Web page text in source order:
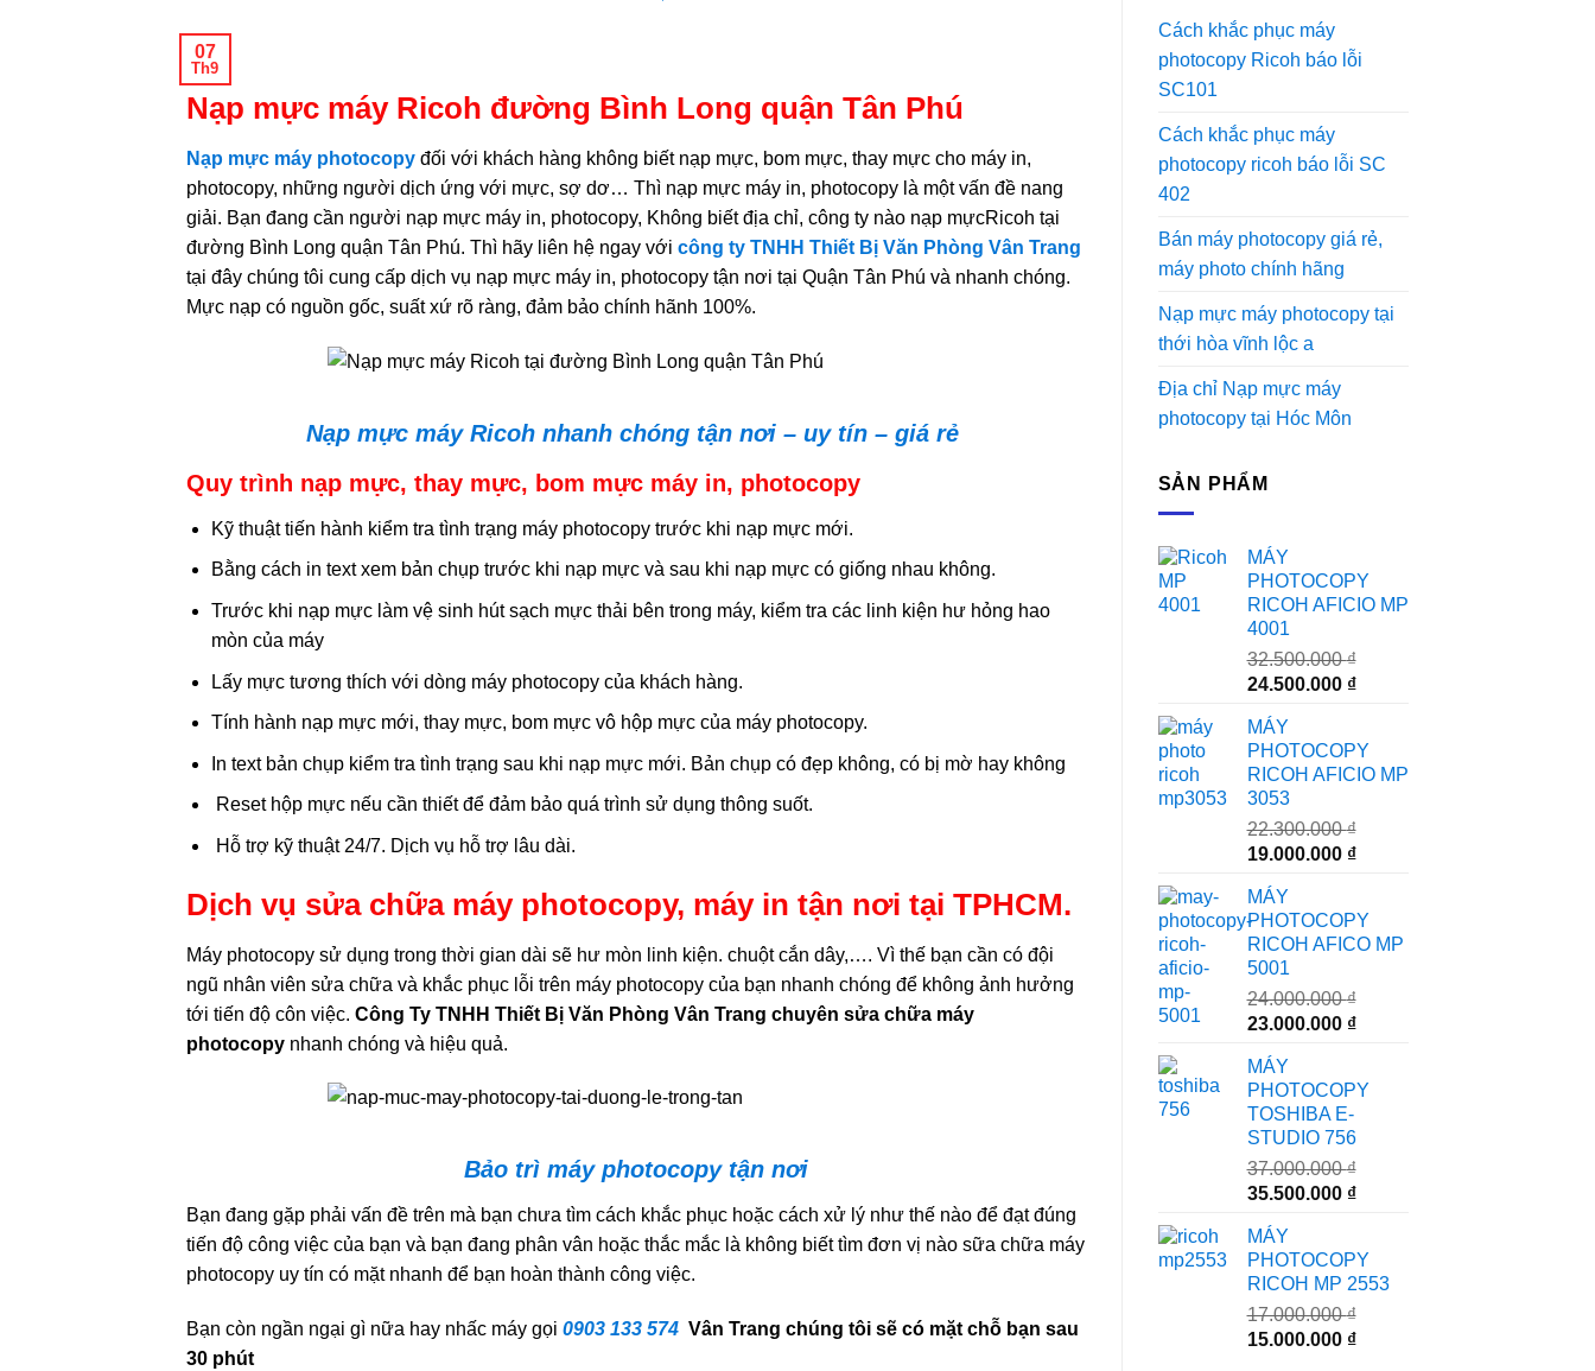
07
Th9
Nạp mực máy Ricoh đường Bình Long quận Tân Phú
Nạp mực máy photocopy đối với khách hàng không biết nạp mực, bom mực, thay mực cho máy in,
photocopy, những người dịch ứng với mực, sợ dơ… Thì nạp mực máy in, photocopy là một vấn đề nang
giải. Bạn đang cần người nạp mực máy in, photocopy, Không biết địa chỉ, công ty nào nạp mựcRicoh tại
đường Bình Long quận Tân Phú. Thì hãy liên hệ ngay với công ty TNHH Thiết Bị Văn Phòng Vân Trang
tại đây chúng tôi cung cấp dịch vụ nạp mực máy in, photocopy tận nơi tại Quận Tân Phú và nhanh chóng.
Mực nạp có nguồn gốc, suất xứ rõ ràng, đảm bảo chính hãnh 100%.
Nạp mực máy Ricoh nhanh chóng tận nơi – uy tín – giá rẻ
Quy trình nạp mực, thay mực, bom mực máy in, photocopy
Kỹ thuật tiến hành kiểm tra tình trạng máy photocopy trước khi nạp mực mới.
Bằng cách in text xem bản chụp trước khi nạp mực và sau khi nạp mực có giống nhau không.
Trước khi nạp mực làm vệ sinh hút sạch mực thải bên trong máy, kiểm tra các linh kiện hư hỏng hao
mòn của máy
Lấy mực tương thích với dòng máy photocopy của khách hàng.
Tính hành nạp mực mới, thay mực, bom mực vô hộp mực của máy photocopy.
In text bản chụp kiểm tra tình trạng sau khi nạp mực mới. Bản chụp có đẹp không, có bị mờ hay không
Reset hộp mực nếu cần thiết để đảm bảo quá trình sử dụng thông suốt.
Hỗ trợ kỹ thuật 24/7. Dịch vụ hỗ trợ lâu dài.
Dịch vụ sửa chữa máy photocopy, máy in tận nơi tại TPHCM.
Máy photocopy sử dụng trong thời gian dài sẽ hư mòn linh kiện. chuột cắn dây,…. Vì thế bạn cần có đội
ngũ nhân viên sửa chữa và khắc phục lỗi trên máy photocopy của bạn nhanh chóng để không ảnh hưởng
tới tiến độ côn việc. Công Ty TNHH Thiết Bị Văn Phòng Vân Trang chuyên sửa chữa máy
photocopy nhanh chóng và hiệu quả.
Bảo trì máy photocopy tận nơi
Bạn đang gặp phải vấn đề trên mà bạn chưa tìm cách khắc phục hoặc cách xử lý như thế nào để đạt đúng
tiến độ công việc của bạn và bạn đang phân vân hoặc thắc mắc là không biết tìm đơn vị nào sữa chữa máy
photocopy uy tín có mặt nhanh để bạn hoàn thành công việc.
Bạn còn ngần ngại gì nữa hay nhấc máy gọi 0903 133 574 Vân Trang chúng tôi sẽ có mặt chỗ bạn sau
30 phút
Cách khắc phục máy
photocopy Ricoh báo lỗi
SC101
Cách khắc phục máy
photocopy ricoh báo lỗi SC
402
Bán máy photocopy giá rẻ,
máy photo chính hãng
Nạp mực máy photocopy tại
thới hòa vĩnh lộc a
Địa chỉ Nạp mực máy
photocopy tại Hóc Môn
SẢN PHẨM
MÁY
PHOTOCOPY
RICOH AFICIO MP
4001
32.500.000₫
Giá
là:
32.500.000 ₫.
24.500.000 ₫Giá
là:
24.500.000 ₫.
MÁY
PHOTOCOPY
RICOH AFICIO MP
3053
22.300.000₫
Giá
là:
22.300.000 ₫.
19.000.000 ₫Giá
là:
19.000.000 ₫.
MÁY
PHOTOCOPY
RICOH AFICO MP
5001
24.000.000₫
Giá
là:
24.000.000 ₫.
23.000.000 ₫Giá
là:
MÁY
PHOTOCOPY
TOSHIBA E-
STUDIO 756
37.000.000₫
Giá
là:
37.000.000 ₫.
35.500.000 ₫Giá
là:
35.500.000 ₫.
MÁY
PHOTOCOPY
RICOH MP 2553
17.000.000₫
Giá
15.000.000 ₫Giá